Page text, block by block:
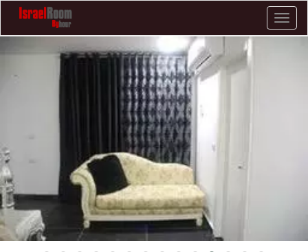
שנטל
-
2559061